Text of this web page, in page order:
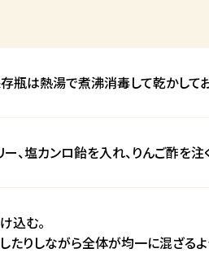
瓶は熱湯で煮沸消毒して乾かして
、塩カンロ飴を入れ、りんご酢を注
込む。
りしながら全体が均一に混ざるよ